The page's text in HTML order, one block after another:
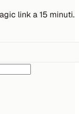
link a 15 minuti.